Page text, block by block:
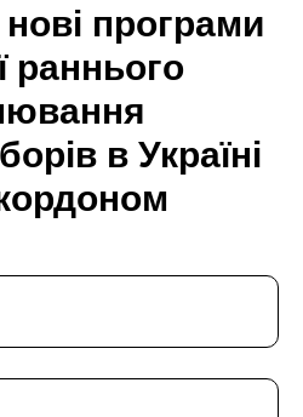
програми
раннього
в Україні